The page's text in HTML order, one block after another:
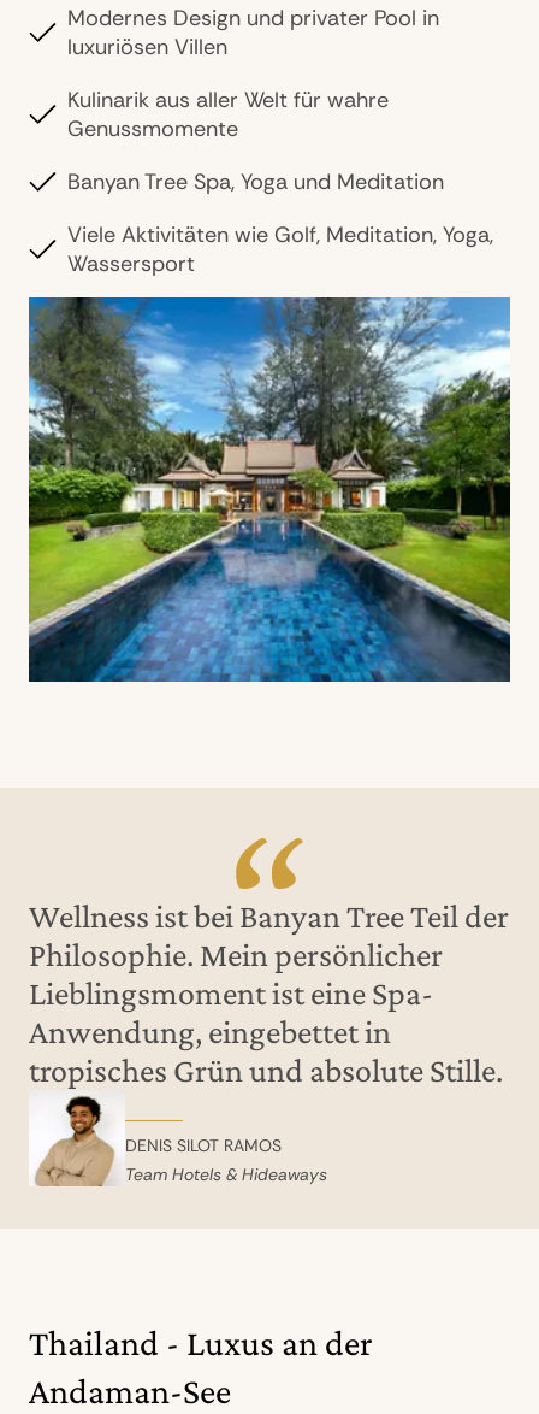
Modernes Design und privater Pool in
luxuriösen Villen
Kulinarik aus aller Welt für wahre
Genussmomente
Banyan Tree Spa, Yoga und Meditation
Viele Aktivitäten wie Golf, Meditation, Yoga,
Wassersport
Wellness ist bei Banyan Tree Teil der
Philosophie. Mein persönlicher
Lieblingsmoment ist eine Spa-
Anwendung, eingebettet in
tropisches Grün und absolute Stille.
DENIS SILOT RAMOS
Team Hotels & Hideaways
Thailand - Luxus an der
Andaman-See